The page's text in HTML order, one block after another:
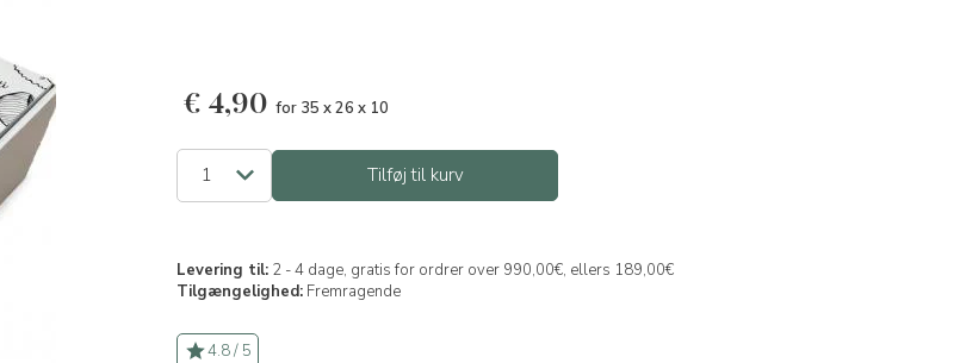
€ 4,90 for 35 x 26 x 10
Tilføj til kurv
Levering til: 2 - 4 dage, gratis for ordrer over 990,00€, ellers 189,00€
Tilgængelighed: Fremragende
4.8 / 5